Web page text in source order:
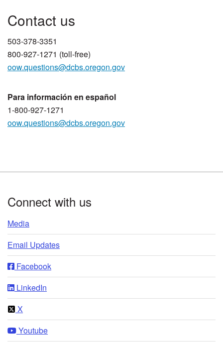
​​​​​​Contact us
503-378-3351​
800-927-1271 (toll-free)
oow.questions@dcbs.​oregon.gov
Para información en español
1-800-927-1271
oow.questions@dcbs.oregon.gov
Connect with us
Media
Email Updates
Facebook
LinkedIn
X
Youtube